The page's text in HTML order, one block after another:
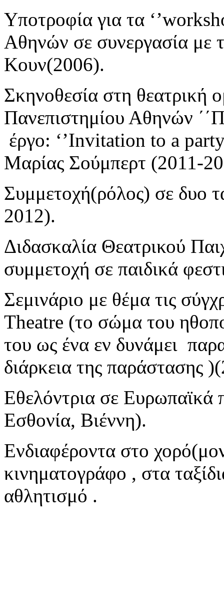
Υποτροφία για τα
Αθηνών σε συνεργασία με
Κουν(2006).
Σκηνοθεσία στη θεατρική
Πανεπιστημίου Αθηνών
έργο: ‘’Invitation to a
Μαρίας Σούμπερτ (2011-
Συμμετοχή(ρόλος) σε δυο
2012).
Διδασκαλία Θεατρικού
συμμετοχή σε παιδικά
Σεμινάριο με θέμα τις
Theatre (το σώμα του
του ως ένα εν δυνάμει
διάρκεια της παράστασης
Εθελόντρια σε
Εσθονία, Βιέννη).
Ενδιαφέροντα στο
κινηματογράφο , στα
αθλητισμό .